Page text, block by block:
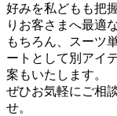
好みを私どもも把
りお客さまへ最適
もちろん、スーツ
ートとして別アイ
案もいたします。
ぜひお気軽にご相
せ。